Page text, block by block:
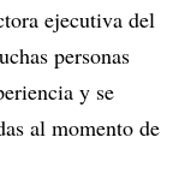
ejecutiva del
personas
y se
al momento de